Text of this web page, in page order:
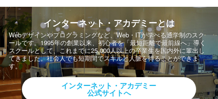
インターネット・アカデミーとは
Webデザインやプログラミングなど、Web・ITが学べる通学制のスク
ールです。1995年の創業以来、初心者を「最短距離で最前線へ」導く
スクールとして、これまでに25,000人以上の卒業生を国内外に輩出し
てきました。社会人でも短期間でスキルと人脈を得ることができま
す。
インターネット・アカデミー
公式サイトへ